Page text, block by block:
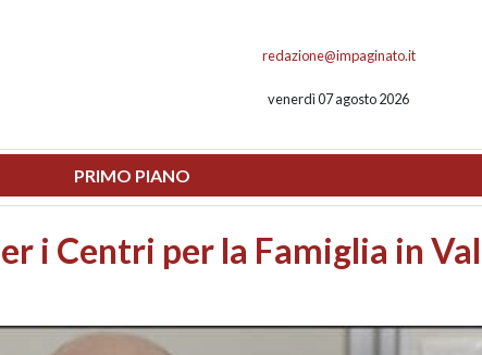
redazione@impaginato.it
venerdì 07 agosto 2026
PRIMO PIANO
un chiosco sul
abusi edilizi e occupazione